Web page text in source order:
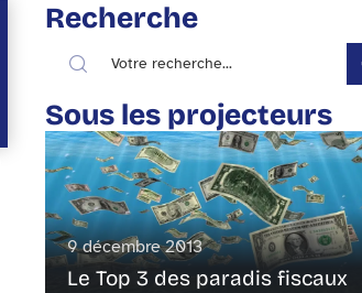
Recherche
Sous les projecteurs
9 décembre 2013
Le Top 3 des paradis fiscaux